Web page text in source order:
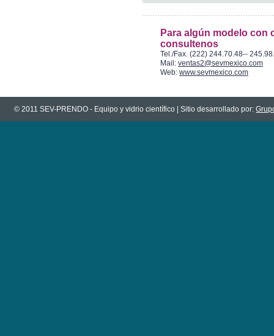
Para algún modelo con
consultenos
Tel./Fax. (222) 244.70.48--
Mail: ventas2@sevmexico.com
Web: www.sevmexico.com
© 2011 SEV-PRENDO - Equipo y vidrio científico | Sitio desarrollado por: